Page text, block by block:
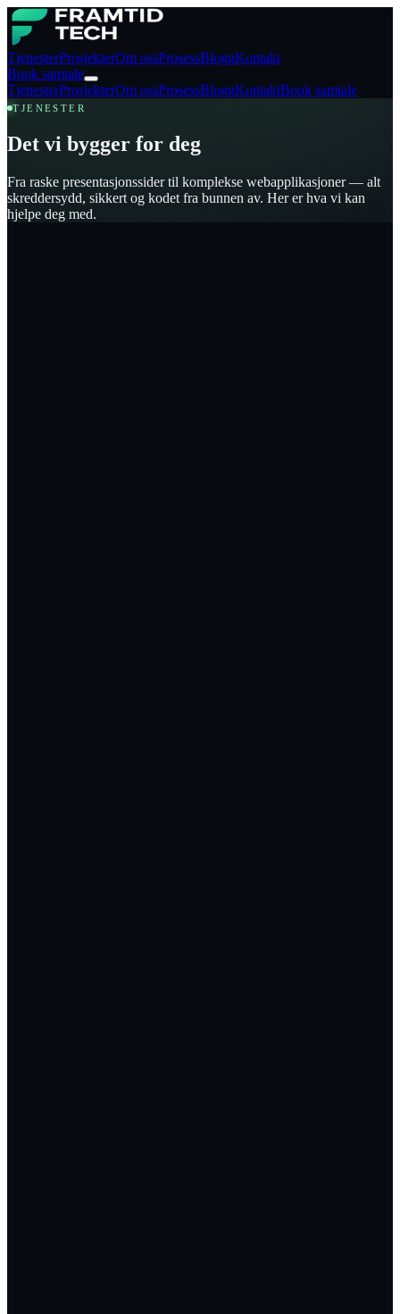
TjenesterProsjekterOm ossProsessBloggKontakt
Book samtale
TjenesterProsjekterOm ossProsessBloggKontaktBook samtale
TJENESTER
Det vi bygger for deg
Fra raske presentasjonssider til komplekse webapplikasjoner — alt
skreddersydd, sikkert og kodet fra bunnen av. Her er hva vi kan
hjelpe deg med.